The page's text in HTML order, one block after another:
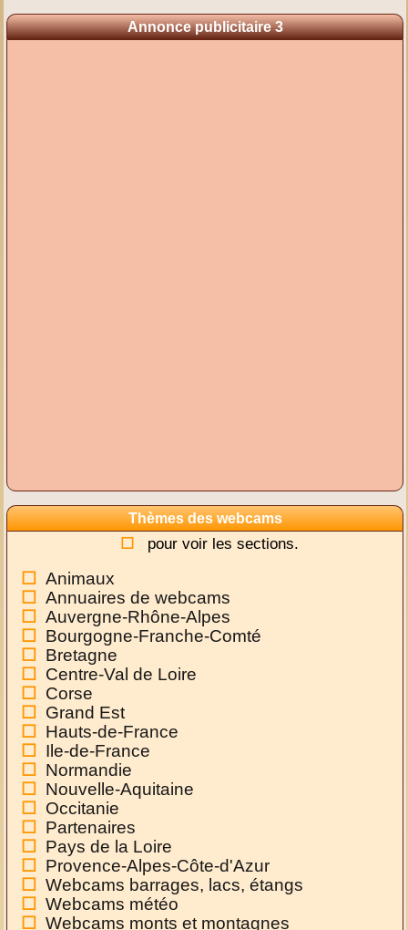
Annonce publicitaire 3
Thèmes des webcams
pour voir les sections.
Animaux
Annuaires de webcams
Auvergne-Rhône-Alpes
Bourgogne-Franche-Comté
Bretagne
Centre-Val de Loire
Corse
Grand Est
Hauts-de-France
Ile-de-France
Normandie
Nouvelle-Aquitaine
Occitanie
Partenaires
Pays de la Loire
Provence-Alpes-Côte-d'Azur
Webcams barrages, lacs, étangs
Webcams météo
Webcams monts et montagnes